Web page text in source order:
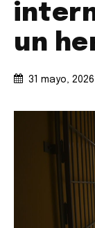
un
31 mayo, 2026